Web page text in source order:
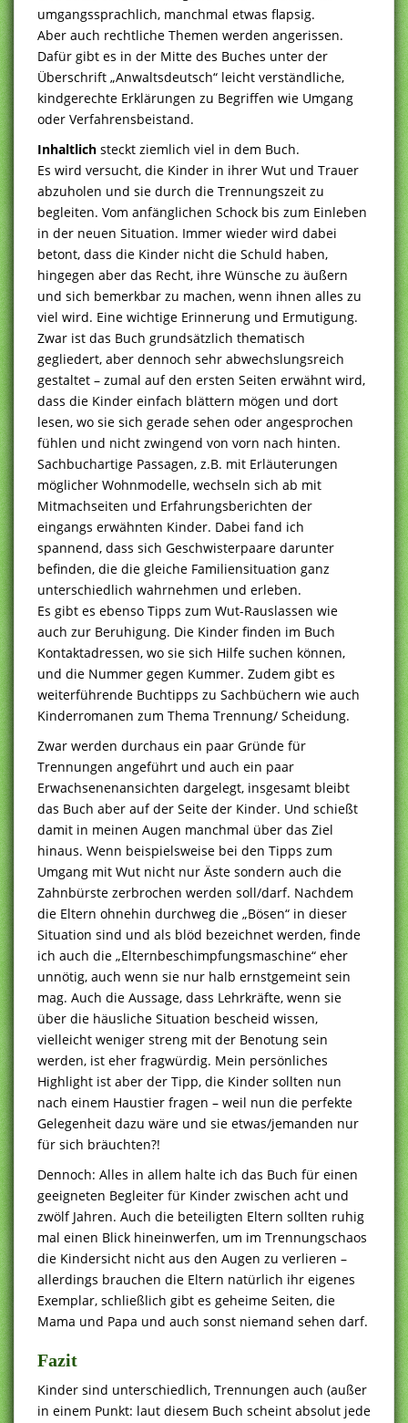
umgangssprachlich, manchmal etwas flapsig.
Aber auch rechtliche Themen werden angerissen.
Dafür gibt es in der Mitte des Buches unter der
Überschrift „Anwaltsdeutsch“ leicht verständliche,
kindgerechte Erklärungen zu Begriffen wie Umgang
oder Verfahrensbeistand.
Inhaltlich steckt ziemlich viel in dem Buch.
Es wird versucht, die Kinder in ihrer Wut und Trauer
abzuholen und sie durch die Trennungszeit zu
begleiten. Vom anfänglichen Schock bis zum Einleben
in der neuen Situation. Immer wieder wird dabei
betont, dass die Kinder nicht die Schuld haben,
hingegen aber das Recht, ihre Wünsche zu äußern
und sich bemerkbar zu machen, wenn ihnen alles zu
viel wird. Eine wichtige Erinnerung und Ermutigung.
Zwar ist das Buch grundsätzlich thematisch
gegliedert, aber dennoch sehr abwechslungsreich
gestaltet – zumal auf den ersten Seiten erwähnt wird,
dass die Kinder einfach blättern mögen und dort
lesen, wo sie sich gerade sehen oder angesprochen
fühlen und nicht zwingend von vorn nach hinten.
Sachbuchartige Passagen, z.B. mit Erläuterungen
möglicher Wohnmodelle, wechseln sich ab mit
Mitmachseiten und Erfahrungsberichten der
eingangs erwähnten Kinder. Dabei fand ich
spannend, dass sich Geschwisterpaare darunter
befinden, die die gleiche Familiensituation ganz
unterschiedlich wahrnehmen und erleben.
Es gibt es ebenso Tipps zum Wut-Rauslassen wie
auch zur Beruhigung. Die Kinder finden im Buch
Kontaktadressen, wo sie sich Hilfe suchen können,
und die Nummer gegen Kummer. Zudem gibt es
weiterführende Buchtipps zu Sachbüchern wie auch
Kinderromanen zum Thema Trennung/ Scheidung.
Zwar werden durchaus ein paar Gründe für
Trennungen angeführt und auch ein paar
Erwachsenenansichten dargelegt, insgesamt bleibt
das Buch aber auf der Seite der Kinder. Und schießt
damit in meinen Augen manchmal über das Ziel
hinaus. Wenn beispielsweise bei den Tipps zum
Umgang mit Wut nicht nur Äste sondern auch die
Zahnbürste zerbrochen werden soll/darf. Nachdem
die Eltern ohnehin durchweg die „Bösen“ in dieser
Situation sind und als blöd bezeichnet werden, finde
ich auch die „Elternbeschimpfungsmaschine“ eher
unnötig, auch wenn sie nur halb ernstgemeint sein
mag. Auch die Aussage, dass Lehrkräfte, wenn sie
über die häusliche Situation bescheid wissen,
vielleicht weniger streng mit der Benotung sein
werden, ist eher fragwürdig. Mein persönliches
Highlight ist aber der Tipp, die Kinder sollten nun
nach einem Haustier fragen – weil nun die perfekte
Gelegenheit dazu wäre und sie etwas/jemanden nur
für sich bräuchten?!
Dennoch: Alles in allem halte ich das Buch für einen
geeigneten Begleiter für Kinder zwischen acht und
zwölf Jahren. Auch die beteiligten Eltern sollten ruhig
mal einen Blick hineinwerfen, um im Trennungschaos
die Kindersicht nicht aus den Augen zu verlieren –
allerdings brauchen die Eltern natürlich ihr eigenes
Exemplar, schließlich gibt es geheime Seiten, die
Mama und Papa und auch sonst niemand sehen darf.
Fazit
Kinder sind unterschiedlich, Trennungen auch (außer
in einem Punkt: laut diesem Buch scheint absolut jede